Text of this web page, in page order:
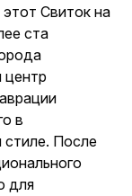
Свиток на
ста
центр
в
стиле. После
для